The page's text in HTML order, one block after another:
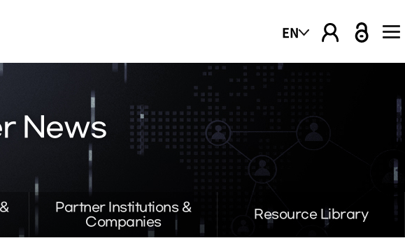
EN
News
Partner Institutions &
Companies
Resource Library